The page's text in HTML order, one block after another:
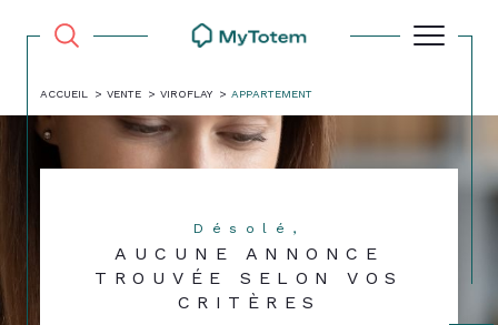
ACCUEIL VENTE VIROFLAY APPARTEMENT
Désolé,
AUCUNE ANNONCE
TROUVÉE SELON VOS
CRITÈRES